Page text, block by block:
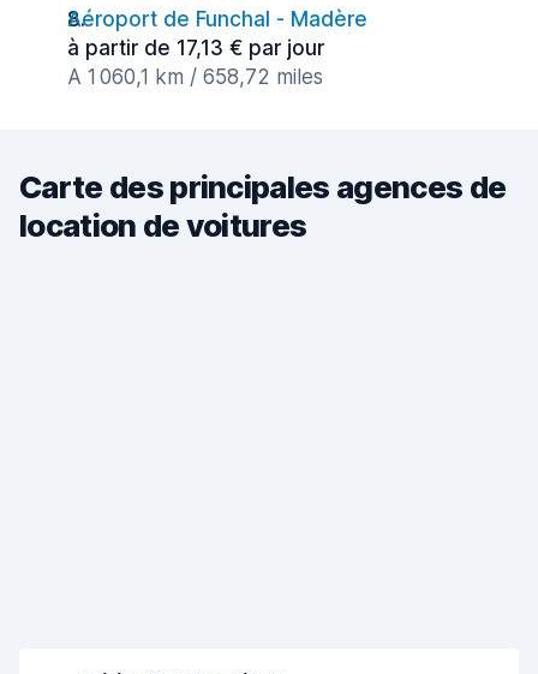
Aéroport de Funchal - Madère
à partir de 17,13 € par jour
A 1 060,1 km / 658,72 miles
Carte des principales agences de
location de voitures